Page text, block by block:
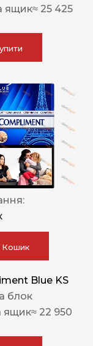
ящик≈ 25 425
Кошик
Blue KS
блок
ящик≈ 22 950